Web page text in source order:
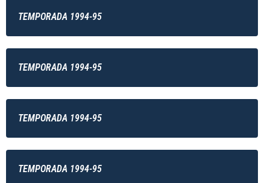
TEMPORADA 1994-95
TEMPORADA 1994-95
TEMPORADA 1994-95
TEMPORADA 1994-95